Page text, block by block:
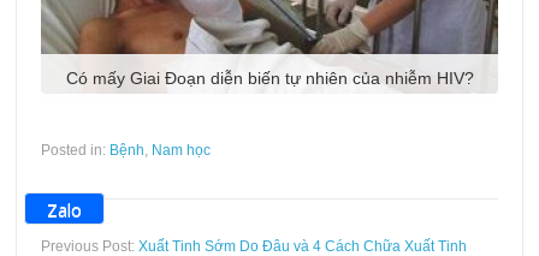
Có mấy Giai Đoạn diễn biến tự nhiên của nhiễm HIV?
Posted in: Bệnh, Nam học
Previous Post:Xuất Tinh Sớm Do Đâu và 4 Cách Chữa Xuất Tinh
Zalo